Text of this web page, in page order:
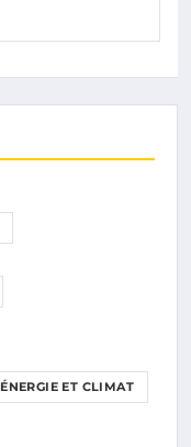
ÉNERGIE ET CLIMAT